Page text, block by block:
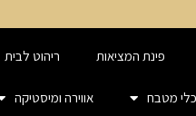
פינת המציאות ריהוט לבית
מטבח אווירה ומיסטיקה